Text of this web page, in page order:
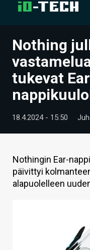
UUTISET
ARTIKKELIT
VIDEOT
TECHBBS
HINTA.FI
KAUPPA
Nothing
tukevat
18.4.2024 - 15:50
Nothingin Ear-
päivittyi
alapuolelleen